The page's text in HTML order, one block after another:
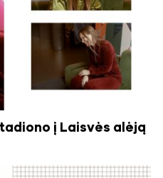
į Laisvės alėją